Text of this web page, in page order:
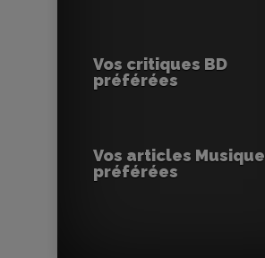
Vos critiques BD
préférées
Vos articles Musique
préférées